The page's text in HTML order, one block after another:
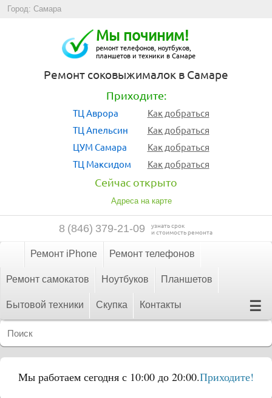
Город: Самара
Мы починим!
ремонт телефонов, ноутбуков,
планшетов и техники в Самаре
Ремонт соковыжималок в Самаре
Приходите:
ТЦ Аврора
Как добраться
ТЦ Апельсин
Как добраться
ЦУМ Самара
Как добраться
ТЦ Максидом
Как добраться
Сейчас открыто
Адреса на карте
8 (846) 379-21-09 узнать срок
и стоимость ремонта
☰
Ремонт iPhone Ремонт телефонов
Ремонт самокатов Ноутбуков Планшетов
Бытовой техники Скупка Контакты
Мы работаем сегодня с 10:00 до 20:00.Приходите!